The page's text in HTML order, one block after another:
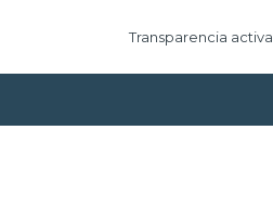
Transparencia activa